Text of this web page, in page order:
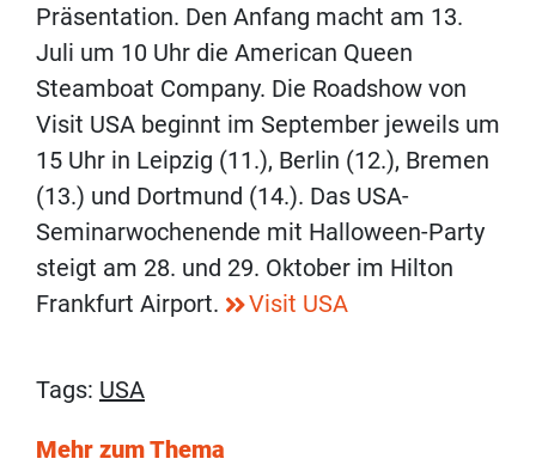
Präsentation. Den Anfang macht am 13.
Juli um 10 Uhr die American Queen
Steamboat Company. Die Roadshow von
Visit USA beginnt im September jeweils um
15 Uhr in Leipzig (11.), Berlin (12.), Bremen
(13.) und Dortmund (14.). Das USA-
Seminarwochenende mit Halloween-Party
steigt am 28. und 29. Oktober im Hilton
Frankfurt Airport.
Visit USA
Tags: USA
Mehr zum Thema